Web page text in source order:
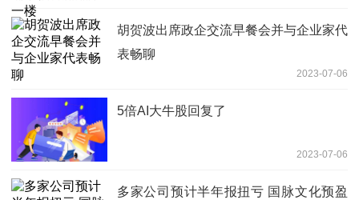
胡贺波出席政企交流早餐会并与企业家代
表畅聊
2023-07-06
5倍AI大牛股回复了
2023-07-06
多家公司预计半年报扭亏 国脉文化预盈